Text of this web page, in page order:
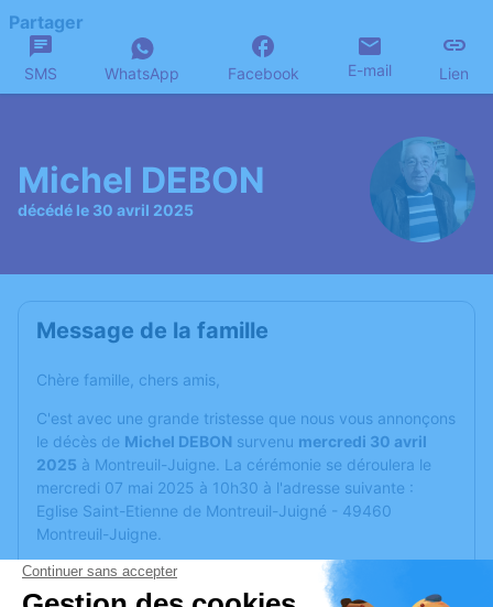
Partager
SMS WhatsApp Facebook E-mail Lien
Michel DEBON
décédé le 30 avril 2025
Message de la famille
Chère famille, chers amis,
C'est avec une grande tristesse que nous vous annonçons
le décès de Michel DEBON survenu mercredi 30 avril
2025 à Montreuil-Juigne. La cérémonie se déroulera le
mercredi 07 mai 2025 à 10h30 à l'adresse suivante :
Eglise Saint-Etienne de Montreuil-Juigné - 49460
Montreuil-Juigne.
Nous vous invitons à utiliser cet espace pour laisser vos
condoléances, partager des photos souvenirs, une